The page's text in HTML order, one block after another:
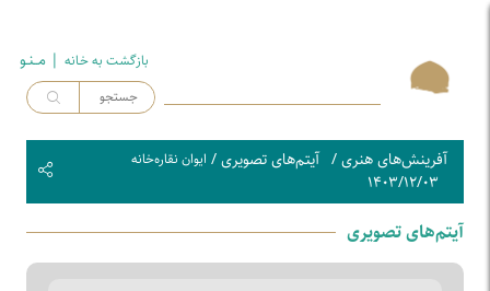
بازگشت به خـانه | مــنـو
آفرینش‌های هنری/ آیتم‌های تصویری/ ایوان نقاره‌خانه
۱۴۰۳/۱۲/۰۳
آیتم‌های تصویری